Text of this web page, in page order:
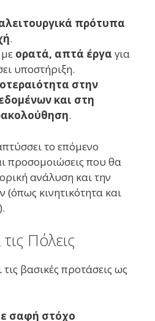
πρότυπα
.
ορατά, απτά έργα για
υποστήριξη.
στην
και στη
.
το επόμενο
προσομοιώσεις που θα
ανάλυση και την
κινητικότητα και
Πόλεις
βασικές προτάσεις ως
σαφή στόχο